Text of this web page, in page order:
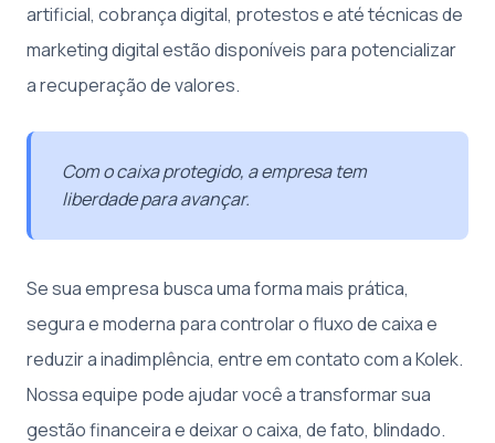
artificial, cobrança digital, protestos e até técnicas de
marketing digital estão disponíveis para potencializar
a recuperação de valores.
Com o caixa protegido, a empresa tem
liberdade para avançar.
Se sua empresa busca uma forma mais prática,
segura e moderna para controlar o fluxo de caixa e
reduzir a inadimplência, entre em contato com a Kolek.
Nossa equipe pode ajudar você a transformar sua
gestão financeira e deixar o caixa, de fato, blindado.